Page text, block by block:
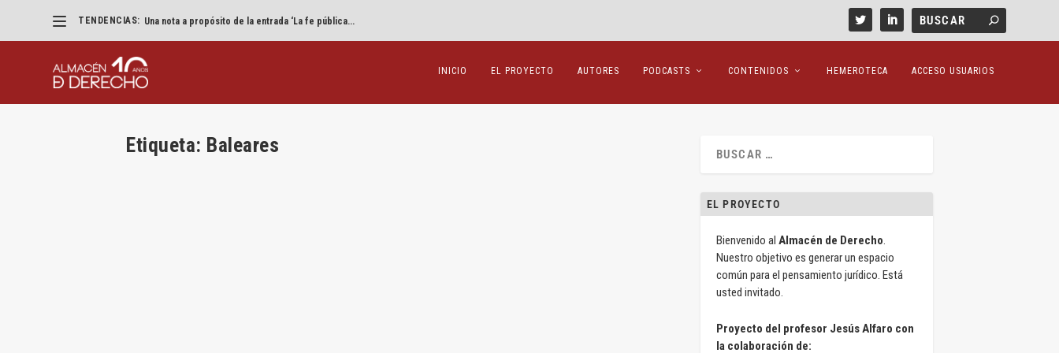
TENDENCIAS: «Eliminad los VTC pero que parezca un accidente»
INICIO EL PROYECTO AUTORES PODCASTS CONTENIDOS HEMEROTECA ACCESO USUARIOS
Etiqueta: Baleares
EL PROYECTO
Bienvenido al Almacén de Derecho.
Nuestro objetivo es generar un espacio
común para el pensamiento jurídico. Está
usted invitado.
Proyecto del profesor Jesús Alfaro con
la colaboración de: